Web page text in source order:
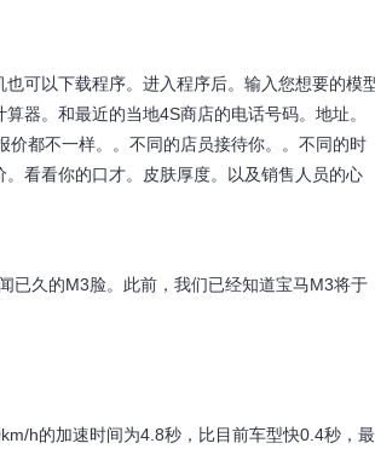
可以下载程序。进入程序后。输入您想要的模
器。和最近的当地4S商店的电话号码。地址。
都不一样。。不同的店员接待你。。不同的时
看看你的口才。皮肤厚度。以及销售人员的心
久的M3脸。此前，我们已经知道宝马M3将于
h的加速时间为4.8秒，比目前车型快0.4秒，最